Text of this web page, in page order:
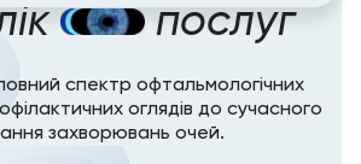
послуг
спектр офтальмологічних
оглядів до сучасного
захворювань очей.